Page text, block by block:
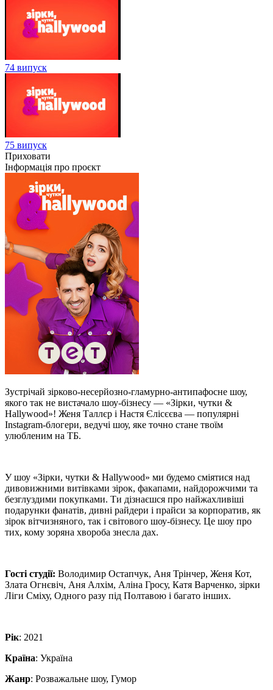
74 випуск
75 випуск
Приховати
Інформація про проєкт
Зустрічай зірково-несерйозно-гламурно-антипафосне шоу,
якого так не вистачало шоу-бізнесу — «Зірки, чутки &
Hallywood»! Женя Таллєр і Настя Єлісєєва — популярні
Instagram-блогери, ведучі шоу, яке точно стане твоїм
улюбленим на ТБ.
У шоу «Зірки, чутки & Hallywood» ми будемо сміятися над
дивовижними витівками зірок, факапами, найдорожчими та
безглуздими покупками. Ти дізнаєшся про найжахливіші
подарунки фанатів, дивні райдери і прайси за корпоратив, як
зірок вітчизняного, так і світового шоу-бізнесу. Це шоу про
тих, кому зоряна хвороба знесла дах.
Гості студії: Володимир Остапчук, Аня Трінчер, Женя Кот,
Злата Огнєвіч, Аня Алхім, Аліна Гросу, Катя Варченко, зірки
Ліги Сміху, Одного разу під Полтавою і багато інших.
Рік: 2021
Країна: Україна
Жанр: Розважальне шоу, Гумор